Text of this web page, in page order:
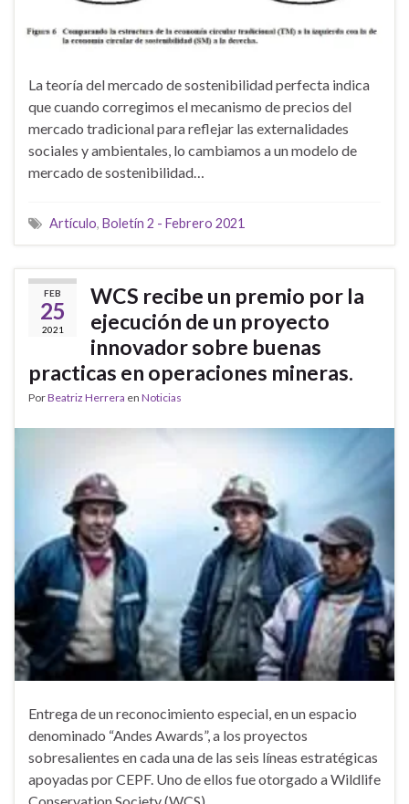
La teoría del mercado de sostenibilidad perfecta indica
que cuando corregimos el mecanismo de precios del
mercado tradicional para reflejar las externalidades
sociales y ambientales, lo cambiamos a un modelo de
mercado de sostenibilidad…
Artículo, Boletín 2 - Febrero 2021
FEB
25
2021
WCS recibe un premio por la
ejecución de un proyecto
innovador sobre buenas
practicas en operaciones mineras.
PorBeatriz Herrera en Noticias
Entrega de un reconocimiento especial, en un espacio
denominado “Andes Awards”, a los proyectos
sobresalientes en cada una de las seis líneas estratégicas
apoyadas por CEPF. Uno de ellos fue otorgado a Wildlife